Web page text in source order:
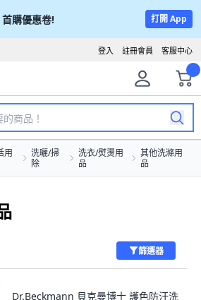
首購優惠卷! 打開 App
客服中心
註冊會員
登入
用
洗曬/掃
除
洗衣/熨燙用
品
其他洗滌用
品
篩選器
Dr.Beckmann 貝克曼博士 護色防汙洗